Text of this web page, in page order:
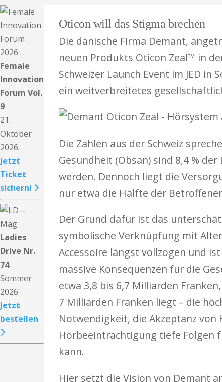
Female
Innovation
Forum Vol.
9
21.
Oktober
2026.
Jetzt
Ticket
sichern!
Ladies
Drive Nr.
74
Sommer
2026
Jetzt
bestellen
Oticon will das Stigma brechen
Die dänische Firma Demant,
neuen Produkts Oticon Zeal™ in
Schweizer Launch Event im JED
ein weitverbreitetes
Die Zahlen aus der Schweiz
Gesundheit (Obsan) sind 8,4 %
werden. Dennoch liegt die
nur etwa die Hälfte der
Der Grund dafür ist das
symbolische Verknüpfung mit
Accessoire längst vollzogen und
massive Konsequenzen für die
etwa 3,8 bis 6,7 Milliarden
7 Milliarden Franken liegt – die
Notwendigkeit, die Akzeptanz von
Hörbeeinträchtigung tiefe Folgen
kann.
Hier setzt die Vision von Demant